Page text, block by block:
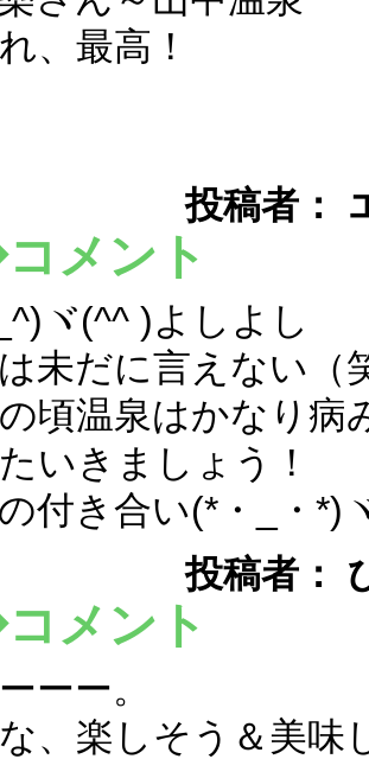
、最高！
投稿者：
メント
ヾ(^^ )よしよし
未だに言えない（
頃温泉はかなり病
いきましょう！
付き合い(*・_・*)
投稿者：
メント
ーー。
、楽しそう＆美味